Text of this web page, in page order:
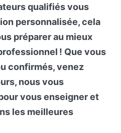
qualifiés vous
personnalisée, cela
préparer au mieux
! Que vous
confirmés, venez
nous vous
vous enseigner et
les meilleures
04 28 31 66 86